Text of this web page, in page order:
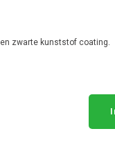
zwarte kunststof coating.